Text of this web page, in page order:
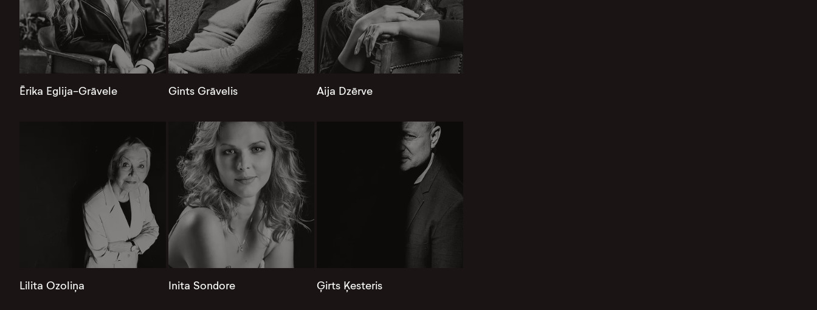
Ērika Eglija-Grāvele Gints Grāvelis Aija Dzērve
Lilita Ozoliņa Inita Sondore Ģirts Ķesteris